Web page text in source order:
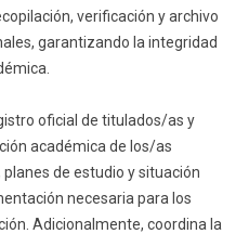
verificación y archivo
garantizando la integridad
oficial de titulados/as y
académica de los/as
de estudio y situación
necesaria para los
Adicionalmente, coordina la